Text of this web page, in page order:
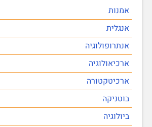
אמנות
אנגלית
אנתרופולוגיה
ארכיאולוגיה
ארכיטקטורה
בוטניקה
ביולוגיה